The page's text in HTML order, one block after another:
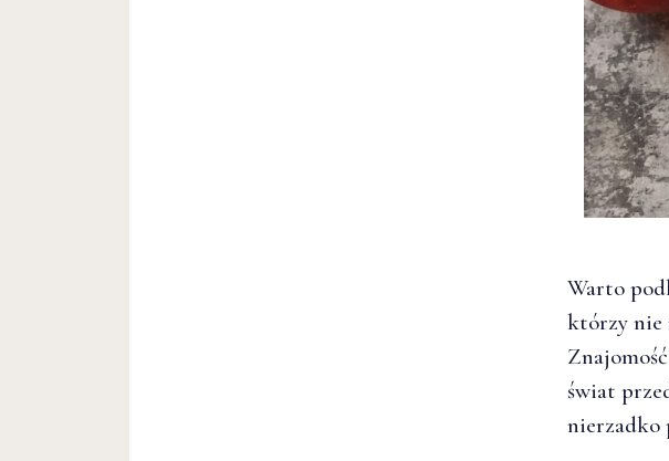
Warto
którzy nie
świat
nierzadko